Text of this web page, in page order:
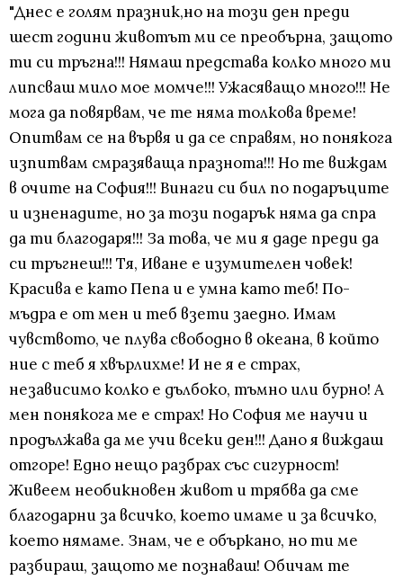
"Днес е голям празник,но на този ден преди
шест години животът ми се преобърна, защото
ти си тръгна!!! Нямаш представа колко много ми
липсваш мило мое момче!!! Ужасяващо много!!! Не
мога да повярвам, че те няма толкова време!
Опитвам се на вървя и да се справям, но понякога
изпитвам смразяваща празнота!!! Но те виждам
в очите на София!!! Винаги си бил по подаръците
и изненадите, но за този подарък няма да спра
да ти благодаря!!! За това, че ми я даде преди да
си тръгнеш!!! Тя, Иване е изумителен човек!
Красива е като Пепа и е умна като теб! По-
мъдра е от мен и теб взети заедно. Имам
чувството, че плува свободно в океана, в който
ние с теб я хвърлихме! И не я е страх,
независимо колко е дълбоко, тъмно или бурно! А
мен понякога ме е страх! Но София ме научи и
продължава да ме учи всеки ден!!! Дано я виждаш
отгоре! Едно нещо разбрах със сигурност!
Живеем необикновен живот и трябва да сме
благодарни за всичко, което имаме и за всичко,
което нямаме. Знам, че е объркано, но ти ме
разбираш, защото ме познаваш! Обичам те